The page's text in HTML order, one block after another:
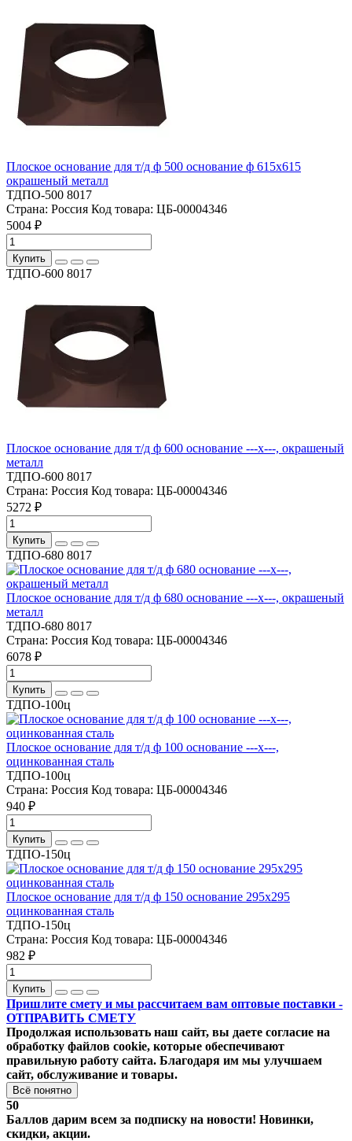
Плоское основание для т/д ф 500 основание ф 615х615
окрашеный металл
ТДПО-500 8017
Страна: Россия Код товара: ЦБ-00004346
5004 ₽
Купить
ТДПО-600 8017
Плоское основание для т/д ф 600 основание ---x---, окрашеный
металл
ТДПО-600 8017
Страна: Россия Код товара: ЦБ-00004346
5272 ₽
Купить
ТДПО-680 8017
Плоское основание для т/д ф 680 основание ---x---, окрашеный
металл
ТДПО-680 8017
Страна: Россия Код товара: ЦБ-00004346
6078 ₽
Купить
ТДПО-100ц
Плоское основание для т/д ф 100 основание ---x---,
оцинкованная сталь
ТДПО-100ц
Страна: Россия Код товара: ЦБ-00004346
940 ₽
Купить
ТДПО-150ц
Плоское основание для т/д ф 150 основание 295х295
оцинкованная сталь
ТДПО-150ц
Страна: Россия Код товара: ЦБ-00004346
982 ₽
Купить
Пришлите смету и мы рассчитаем вам оптовые поставки -
ОТПРАВИТЬ СМЕТУ
Продолжая использовать наш сайт, вы даете согласие на
обработку файлов cookie, которые обеспечивают
правильную работу сайта. Благодаря им мы улучшаем
сайт, обслуживание и товары.
Всё понятно
50
Баллов дарим всем за подписку на новости! Новинки,
скидки, акции.